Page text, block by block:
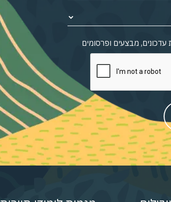
מבצעים ופרסומים